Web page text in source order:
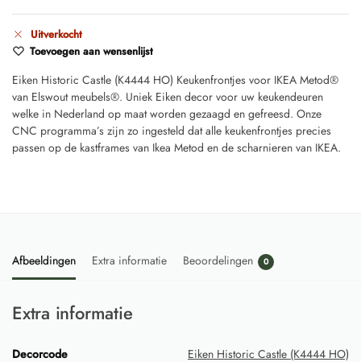
Uitverkocht
Toevoegen aan wensenlijst
Eiken Historic Castle (K4444 HO) Keukenfrontjes voor IKEA Metod®
van Elswout meubels®. Uniek Eiken decor voor uw keukendeuren
welke in Nederland op maat worden gezaagd en gefreesd. Onze
CNC programma’s zijn zo ingesteld dat alle keukenfrontjes precies
passen op de kastframes van Ikea Metod en de scharnieren van IKEA.
Afbeeldingen Extra informatie Beoordelingen 0
Extra informatie
Decorcode Eiken Historic Castle (K4444 HO)